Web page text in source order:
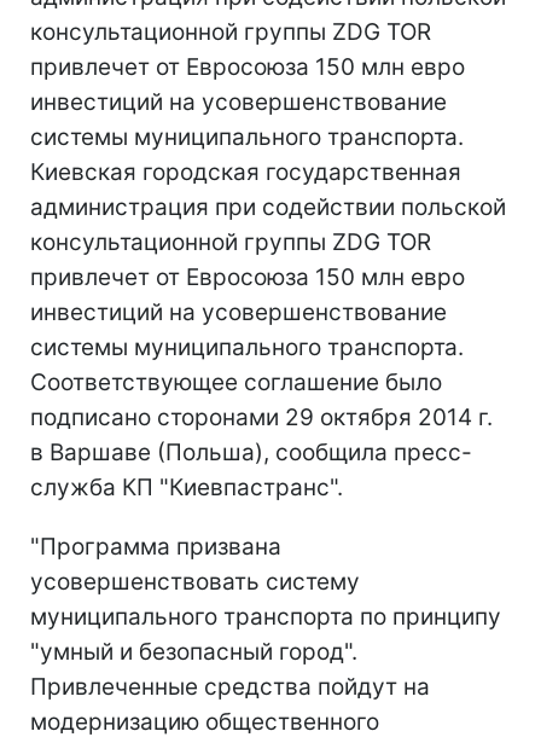
консультационной группы ZDG TOR
привлечет от Евросоюза 150 млн евро
инвестиций на усовершенствование
системы муниципального транспорта.
Киевская городская государственная
администрация при содействии польской
консультационной группы ZDG TOR
привлечет от Евросоюза 150 млн евро
инвестиций на усовершенствование
системы муниципального транспорта.
Соответствующее соглашение было
подписано сторонами 29 октября 2014 г.
в Варшаве (Польша), сообщила пресс-
служба КП "Киевпастранс".
"Программа призвана
усовершенствовать систему
муниципального транспорта по принципу
"умный и безопасный город".
Привлеченные средства пойдут на
модернизацию общественного